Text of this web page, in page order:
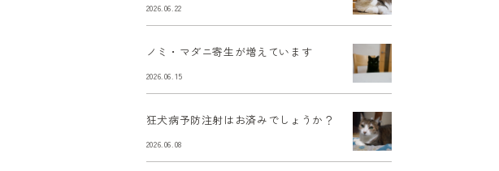
2026.06.22
ノミ・マダニ寄生が増えています
2026.06.15
狂犬病予防注射はお済みでしょうか？
2026.06.08